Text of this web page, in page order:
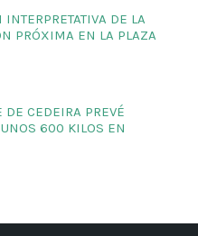
DE LA
PRÓXIMA EN LA PLAZA
CEDEIRA PREVÉ
600 KILOS EN